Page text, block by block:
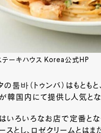
テーキハウス Korea公式HP
툼바（トゥンバ）はもとも
が韓国内にて提供し人気と
いろいろなお店で定番とな
スとし、ロゼクリームとは